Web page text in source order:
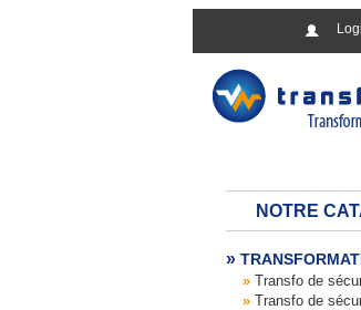
NOTRE
Transfo de
Transfo de